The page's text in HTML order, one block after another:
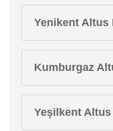
Yenikent Altus
Kumburgaz
Yeşilkent